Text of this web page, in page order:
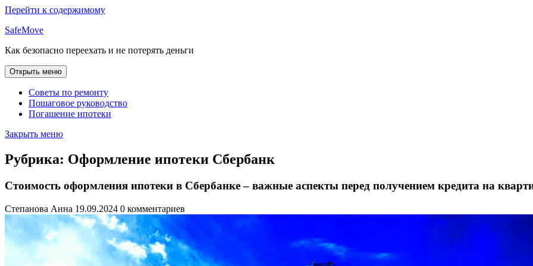
Перейти к содержимому
SafeMove
Как безопасно переехать и не потерять деньги
Открыть меню
Советы по ремонту
Пошаговое руководство
Погашение ипотеки
Закрыть меню
Рубрика: Оформление ипотеки Сбербанк
Стоимость оформления ипотеки в Сбербанке – важные аспекты перед получением кредита на
Степанова Анна 19.09.2024 0 комментариев